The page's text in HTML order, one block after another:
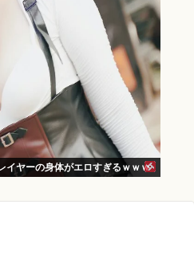
イヤーの身体がエロすぎるｗｗｗ